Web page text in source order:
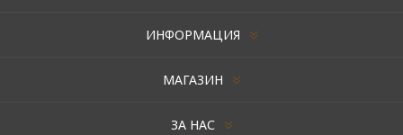
ИНФОРМАЦИЯ
МАГАЗИН
ЗА НАС